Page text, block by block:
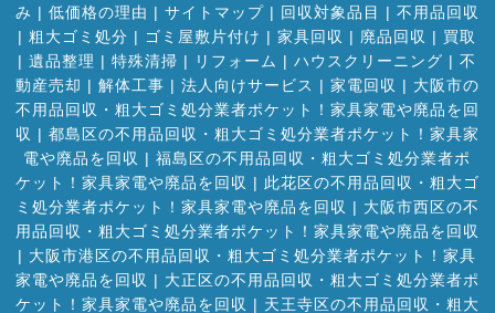
み | 低価格の理由 | サイトマップ| 回収対象品目 | 不用品回収
| 粗大ゴミ処分 | ゴミ屋敷片付け | 家具回収 | 廃品回収 | 買取
| 遺品整理 | 特殊清掃 | リフォーム | ハウスクリーニング | 不
動産売却 | 解体工事 | 法人向けサービス | 家電回収 | 大阪市の
不用品回収・粗大ゴミ処分業者ポケット！家具家電や廃品を回
収 | 都島区の不用品回収・粗大ゴミ処分業者ポケット！家具家
電や廃品を回収 | 福島区の不用品回収・粗大ゴミ処分業者ポ
ケット！家具家電や廃品を回収 | 此花区の不用品回収・粗大ゴ
ミ処分業者ポケット！家具家電や廃品を回収 | 大阪市西区の不
用品回収・粗大ゴミ処分業者ポケット！家具家電や廃品を回収
| 大阪市港区の不用品回収・粗大ゴミ処分業者ポケット！家具
家電や廃品を回収 | 大正区の不用品回収・粗大ゴミ処分業者ポ
ケット！家具家電や廃品を回収 | 天王寺区の不用品回収・粗大